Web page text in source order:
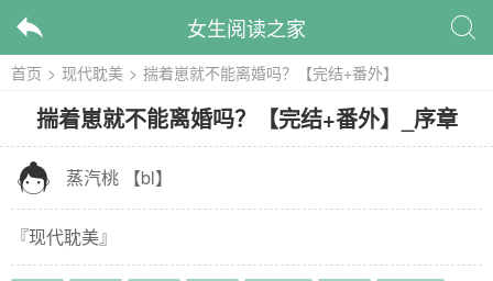
 女生阅读之家 
首页 > 现代耽美 > 揣着崽就不能离婚吗？【完结+番外】
揣着崽就不能离婚吗？【完结+番外】 序章
 蒸汽桃 【bl】
『现代耽美』